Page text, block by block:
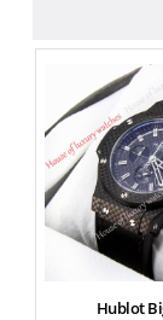
Hublot